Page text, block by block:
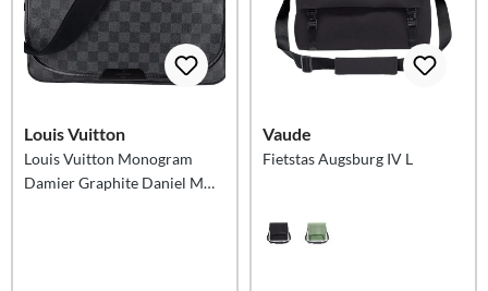
Louis Vuitton
Louis Vuitton Monogram
Damier Graphite Daniel MM
Vaude
Fietstas Augsburg IV L